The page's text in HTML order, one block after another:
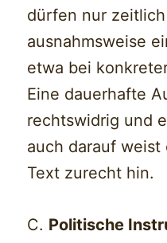
dürfen nur
ausnahmsweise
etwa bei
Eine dauerhafte
rechtswidrig und
auch darauf
Text zurecht hin.
C. Politische